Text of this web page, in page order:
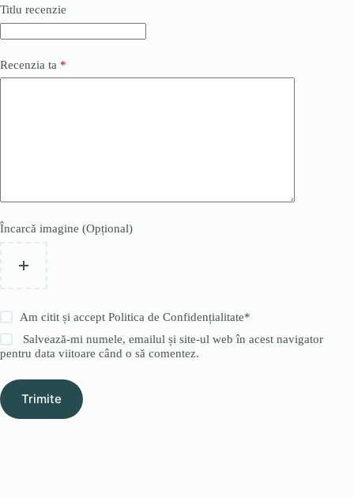
Titlu recenzie
Recenzia ta *
Încarcă imagine (Opțional)
Am citit și acceptPolitica de Confidențialitate*
Salvează-mi numele, emailul și site-ul web în acest navigator
pentru data viitoare când o să comentez.
Trimite